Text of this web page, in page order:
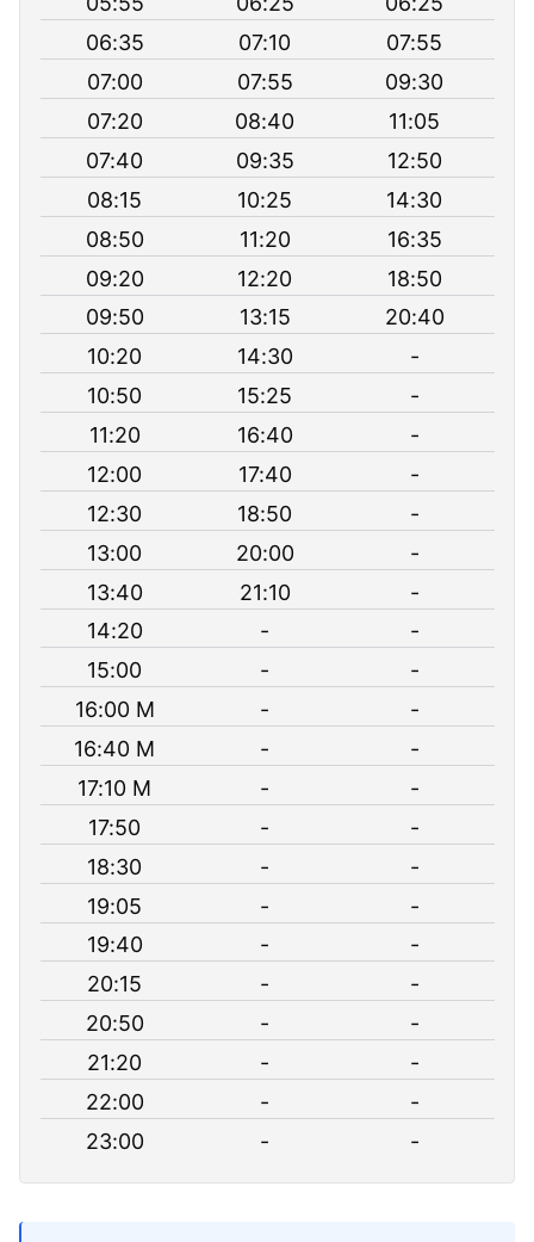
06:35
07:10
07:55
07:00
07:55
09:30
07:20
08:40
11:05
07:40
09:35
12:50
08:15
10:25
14:30
08:50
11:20
16:35
09:20
12:20
18:50
09:50
13:15
20:40
10:20
14:30
-
10:50
15:25
-
11:20
16:40
-
12:00
17:40
-
12:30
18:50
-
13:00
20:00
-
13:40
21:10
-
14:20
-
-
15:00
-
-
16:00 M
-
-
16:40 M
-
-
17:10 M
-
-
17:50
-
-
18:30
-
-
19:05
-
-
19:40
-
-
20:15
-
-
20:50
-
-
21:20
-
-
22:00
-
-
23:00
- -